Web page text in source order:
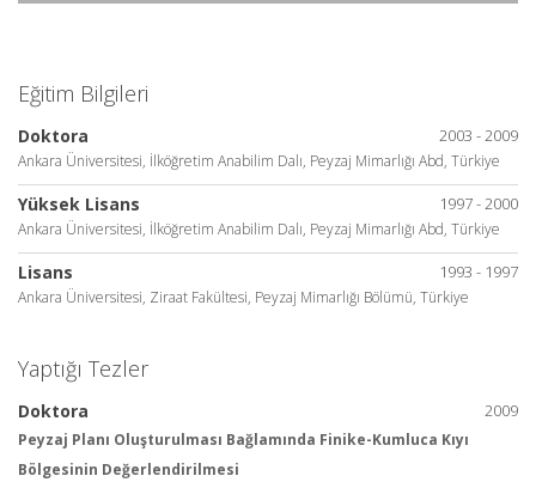
Eğitim Bilgileri
2003 - 2009
Doktora
Ankara Üniversitesi, İlköğretim Anabilim Dalı, Peyzaj Mimarlığı Abd, Türkiye
1997 - 2000
Yüksek Lisans
Ankara Üniversitesi, İlköğretim Anabilim Dalı, Peyzaj Mimarlığı Abd, Türkiye
1993 - 1997
Lisans
Ankara Üniversitesi, Ziraat Fakültesi, Peyzaj Mimarlığı Bölümü, Türkiye
Yaptığı Tezler
2009
Doktora
Peyzaj Planı Oluşturulması Bağlamında Finike-Kumluca Kıyı
Bölgesinin Değerlendirilmesi